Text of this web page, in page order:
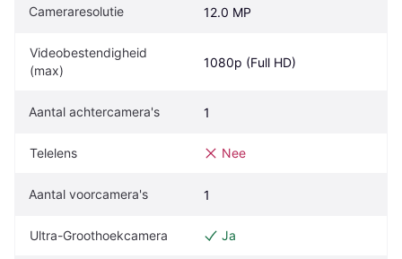
Cameraresolutie 12.0 MP
Videobestendigheid
(max)
1080p (Full HD)
Aantal achtercamera's 1
Telelens Nee
Aantal voorcamera's 1
Ultra-Groothoekcamera Ja